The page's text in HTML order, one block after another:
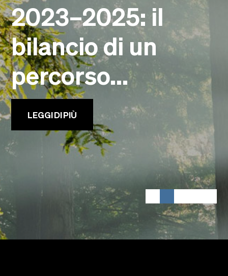
Eventi
Faculty
Alumni
Newsletter SOMe
Highlights
Dove siamo
Italiano
English
2023–2025: il
bilancio di un
percorso...
LEGGI DI PIÙ